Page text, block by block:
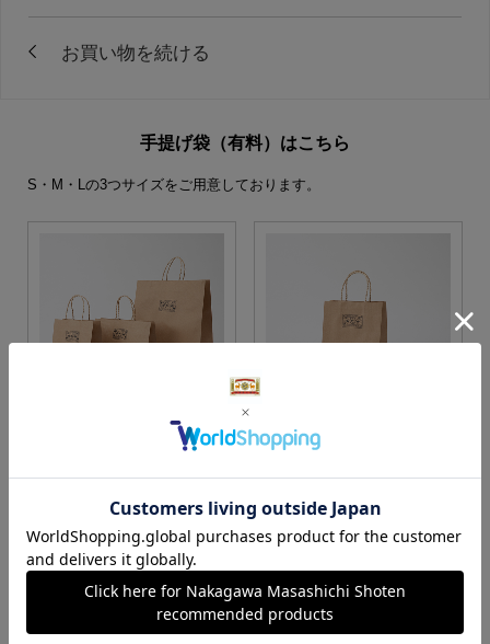
手提げ袋（有料）はこちら
S・M・Lの3つサイズをご用意しております。
S・M・Lサイズより当店に
カートに入れる
Sサイズ
カートに入れる